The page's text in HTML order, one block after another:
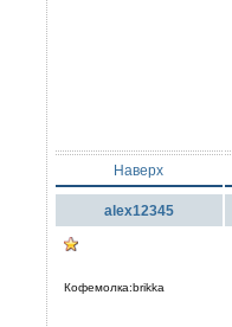
Наверх
alex12345
Кофемолка:brikka